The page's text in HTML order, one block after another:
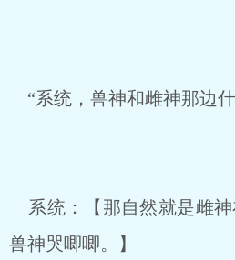
“系统，兽神和雌神那边
系统：【那自然就是雌
兽神哭唧唧。】